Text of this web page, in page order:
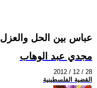
عباس بين الحل والعزل
مجدي عبد الوهاب
2012 / 12 / 28
القضية الفلسطينية